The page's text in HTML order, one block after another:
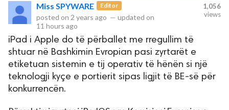
Miss SPYWARE Editor
posted on 2 years ago — updated on
11 hours ago
1,056
views
iPad i Apple do të përballet me rregullim të
shtuar në Bashkimin Evropian pasi zyrtarët e
etiketuan sistemin e tij operativ të hënën si një
teknologji kyçe e portierit sipas ligjit të BE-së për
konkurrencën.